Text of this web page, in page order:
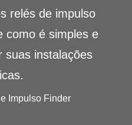
relés de impulso
como é simples e
suas instalações